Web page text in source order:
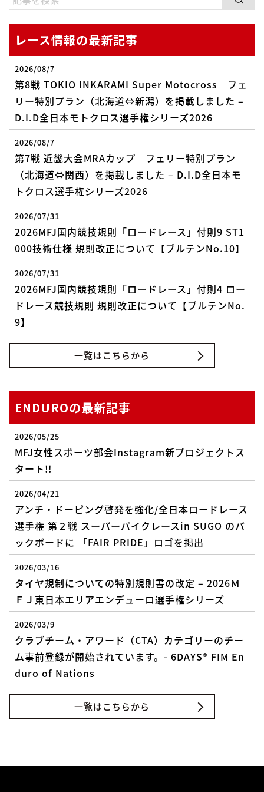
レース情報の最新記事
2026/08/7
第8戦 TOKIO INKARAMI Super Motocross フェ
リー特別プラン（北海道⇔新潟）を掲載しました –
D.I.D全日本モトクロス選手権シリーズ2026
2026/08/7
第7戦 近畿大会MRAカップ フェリー特別プラン
（北海道⇔関西）を掲載しました – D.I.D全日本モ
トクロス選手権シリーズ2026
2026/07/31
2026MFJ国内競技規則「ロードレース」付則9 ST1
000技術仕様 規則改正について【ブルテンNo.10】
2026/07/31
2026MFJ国内競技規則「ロードレース」付則4 ロー
ドレース競技規則 規則改正について【ブルテンNo.
9】
一覧はこちらから
ENDUROの最新記事
2026/05/25
MFJ女性スポーツ部会Instagram新プロジェクトス
タート!!
2026/04/21
アンチ・ドーピング啓発を強化/全日本ロードレース
選手権 第２戦 スーパーバイクレースin SUGO のバ
ックボードに 「FAIR PRIDE」ロゴを掲出
2026/03/16
タイヤ規制についての特別規則書の改定 – 2026Ｍ
ＦＪ東日本エリアエンデューロ選手権シリーズ
2026/03/9
クラブチーム・アワード（CTA）カテゴリーのチー
ム事前登録が開始されています。- 6DAYS® FIM En
duro of Nations
一覧はこちらから